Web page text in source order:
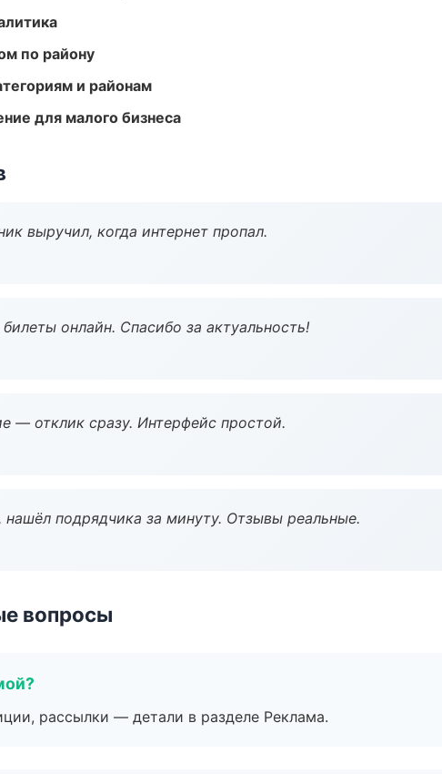
по району
и районам
для малого бизнеса
выручил, когда интернет пропал.
онлайн. Спасибо за актуальность!
— отклик сразу. Интерфейс простой.
нашёл подрядчика за минуту. Отзывы реальные.
вопросы
рассылки — детали в разделе Реклама.